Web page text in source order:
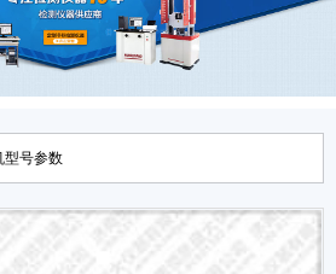
型号参数